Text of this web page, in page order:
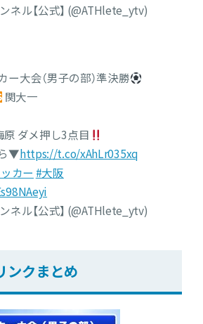
ル【公式】 (@ATHlete_ytv)
大会（男子の部）準決勝
関大一
原 ダメ押し3点目
▼https://t.co/xAhLr035xq
カー #大阪
ル【公式】 (@ATHlete_ytv)
ンクまとめ